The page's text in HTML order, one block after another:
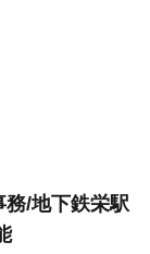
務/地下鉄栄駅